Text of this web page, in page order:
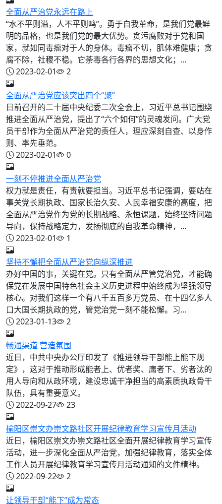
全面从严治党永远在路上
“水不平则溢，人不平则鸣”。勇于自我革命，是我们党最鲜
明的品格，也是我们党的最大优势。贪污腐败对于党和国
家，就如同毒瘤对于人的身体。毒瘤不切，肌体难健康；贪
腐不除，社稷不稳。它荼毒各行各界的思想文化；...
2023-02-01
2
全面从严治党应该突出四个“聚”
日前召开的二十届中央纪委二次全会上，习近平总书记围绕
推进全面从严治党，提出了“六个如何”的灵魂发问。广大党
员干部作为全面从严治党的责任人，理应深刻自查、以身作
则、率先垂范。
2023-02-01
0
一刻不停推进全面从严治党
权力就是责任，有责就要担当。习近平总书记强调，要站在
事关党长期执政、国家长治久安、人民幸福安康的高度，把
全面从严治党作为党的长期战略、永恒课题，始终坚持问题
导向，保持战略定力，发扬彻底的自我革命精神，...
2023-02-01
1
坚持不懈把全面从严治党向纵深推进
办好中国的事，关键在党。只有全面从严管党治党，才能确
保党在发展中国特色社会主义历史进程中始终成为坚强领导
核心。对我们这样一个有八千五百多万党员、在十四亿多人
口大国长期执政的党，管党治党一刻不能松懈。习...
2023-01-13
2
畅通渠道 营造氛围
近日，中共中央办公厅印发了《推进领导干部能上能下规
定》，这对于推动形成能者上、优者奖、庸者下、劣者汰的
用人导向和从政环境，建设忠诚干净担当的高素质执政骨干
队伍，具有重要意义。
2022-09-27
23
榆阳区崇文办崇文路社区开展纪律教育学习宣传月活动
近日，榆阳区崇文办崇文路社区全面开展纪律教育学习宣传
活动，进一步深化全面从严治党，加强纪律教育，落实全体
工作人员开展纪律教育学习宣传月活动通知的文件精神。
2022-09-22
2
让领导干部“能下”成为常态